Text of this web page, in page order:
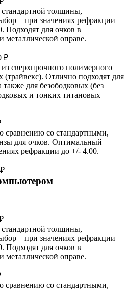
толщины,
– при значениях рефракции
Подходят для очков в
металлической оправе.
₽
сверхпрочного полимерного
(трайвекс). Отлично подходят для
также для безободковых (без
и тонких титановых
сравнению со стандартными,
для очков. Оптимальный
рефракции до +/- 4.00.
толщины,
– при значениях рефракции
Подходят для очков в
металлической оправе.
сравнению со стандартными,